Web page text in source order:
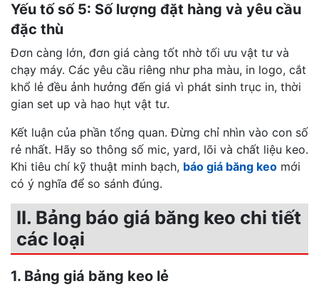
Yếu tố số 5: Số lượng đặt hàng và yêu cầu
đặc thù
Đơn càng lớn, đơn giá càng tốt nhờ tối ưu vật tư và
chạy máy. Các yêu cầu riêng như pha màu, in logo, cắt
khổ lẻ đều ảnh hưởng đến giá vì phát sinh trục in, thời
gian set up và hao hụt vật tư.
Kết luận của phần tổng quan. Đừng chỉ nhìn vào con số
rẻ nhất. Hãy so thông số mic, yard, lõi và chất liệu keo.
Khi tiêu chí kỹ thuật minh bạch, báo giá băng keo mới
có ý nghĩa để so sánh đúng.
II. Bảng báo giá băng keo chi tiết
các loại
1. Bảng giá băng keo lẻ